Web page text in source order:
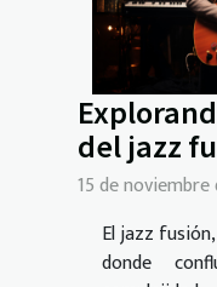
del jazz
15 de noviembre
El jazz
donde